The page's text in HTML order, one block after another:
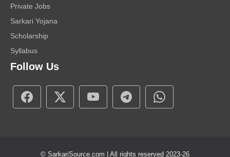
Private Jobs
Sarkari Yojana
Scholarship
Syllabus
Follow Us
© SarkariSource.com | All rights reserved 2023-26